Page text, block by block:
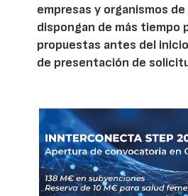
empresas y organismos
dispongan de más tiempo
propuestas antes del
de presentación de